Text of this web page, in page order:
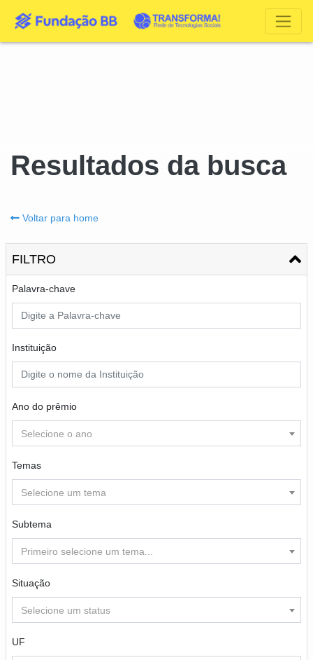
Resultados da busca
Voltar para home
FILTRO
Palavra-chave
Instituição
Ano do prêmio
Selecione o ano
Temas
Selecione um tema
Subtema
Primeiro selecione um tema...
Situação
Selecione um status
UF